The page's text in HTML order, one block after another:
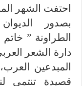
احتفت الشهر
بصدور
الطراونة ”
دارة الشعر
المبدعين
قصيدة تنتمي